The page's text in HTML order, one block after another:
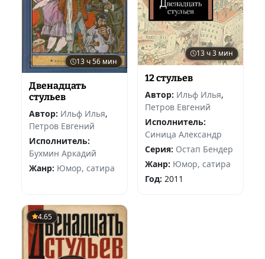
13 ч 56 мин
Двенадцать
стульев
Автор: Ильф Илья,
Петров Евгений
Исполнитель:
Бухмин Аркадий
Жанр: Юмор, сатира
13 ч 3 мин
12 стульев
Автор: Ильф Илья,
Петров Евгений
Исполнитель:
Синица Александр
Серия: Остап Бендер
Жанр: Юмор, сатира
Год: 2011
4.65